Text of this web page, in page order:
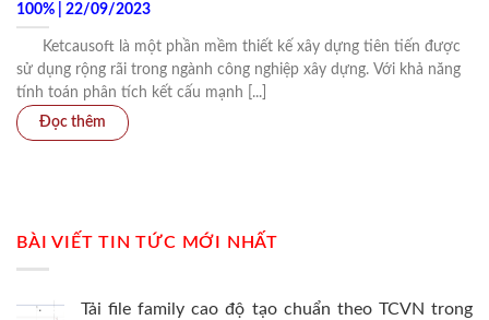
100% | 22/09/2023
Ketcausoft là một phần mềm thiết kế xây dựng tiên tiến được
sử dụng rộng rãi trong ngành công nghiệp xây dựng. Với khả năng
tính toán phân tích kết cấu mạnh [...]
BÀI VIẾT TIN TỨC MỚI NHẤT
Tải file family cao độ tạo chuẩn theo TCVN trong